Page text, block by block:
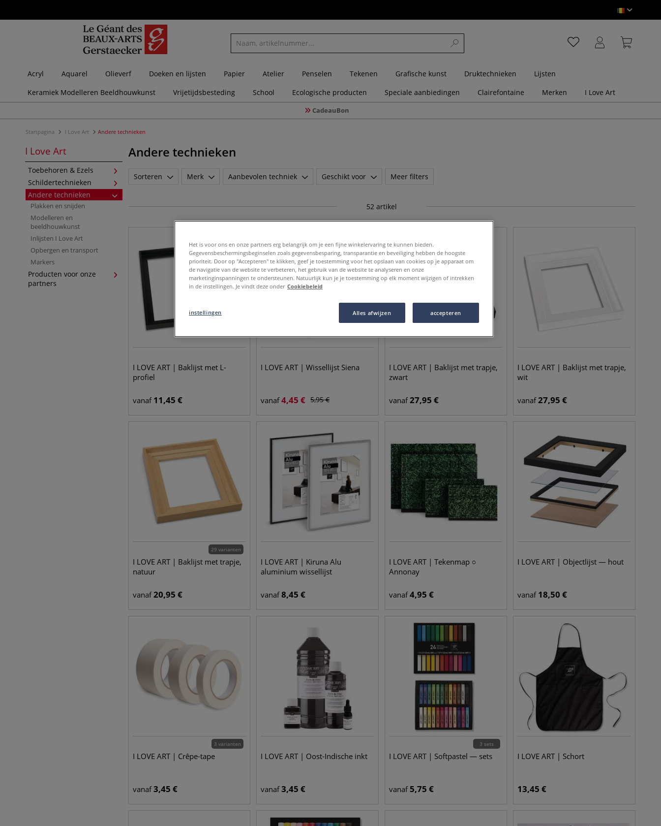
Acryl Aquarel Olieverf Doeken en lijsten Papier Atelier Penselen Tekenen Grafische kunst Druktechnieken
Lijsten
Keramiek Modelleren Beeldhouwkunst
Vrijetijdsbesteding School Ecologische producten Speciale aanbiedingen Clairefontaine Merken I Love Art
CadeauBon
Startpagina I Love Art Andere technieken
I Love Art
Toebehoren & Ezels
Schildertechnieken
Andere technieken
Plakken en snijden
Modelleren en
beeldhouwkunst
Inlijsten I Love Art
Opbergen en transport
Markers
Producten voor onze
partners
Andere technieken
Sorteren Merk Aanbevolen techniek Geschikt voor Meer filters
52 artikel
I LOVE ART | Baklijst met L-
profiel
vanaf 11,45 €
I LOVE ART | Wissellijst Siena
vanaf 4,45 € 5,95€
I LOVE ART | Baklijst met trapje,
zwart
vanaf 27,95 €
I LOVE ART | Baklijst met trapje,
wit
vanaf 27,95 €
29 varianten
I LOVE ART | Baklijst met trapje,
natuur
vanaf 20,95 €
I LOVE ART | Kiruna Alu
aluminium wissellijst
vanaf 8,45 €
I LOVE ART | Tekenmap ○
Annonay
vanaf 4,95 €
I LOVE ART | Objectlijst — hout
vanaf 18,50 €
3 varianten
I LOVE ART | Crêpe-tape
vanaf 3,45 €
I LOVE ART | Oost-Indische inkt
vanaf 3,45 €
3 sets
I LOVE ART | Softpastel — sets
vanaf 5,75 €
I LOVE ART | Schort
13,45 €
Het is voor ons en onze partners erg belangrijk om je een fijne winkelervaring te kunnen bieden.
Gegevensbeschermingsbeginselen zoals gegevensbesparing, transparantie en beveiliging hebben de hoogste
prioriteit. Door op "Accepteren" te klikken, geef je toestemming voor het opslaan van cookies op je apparaat om
de navigatie van de website te verbeteren, het gebruik van de website te analyseren en onze
marketinginspanningen te ondersteunen. Natuurlijk kun je je toestemming op elk moment wijzigen of intrekken
in de instellingen. Je vindt deze onder Cookiebeleid
Alles afwijzen accepteren
instellingen